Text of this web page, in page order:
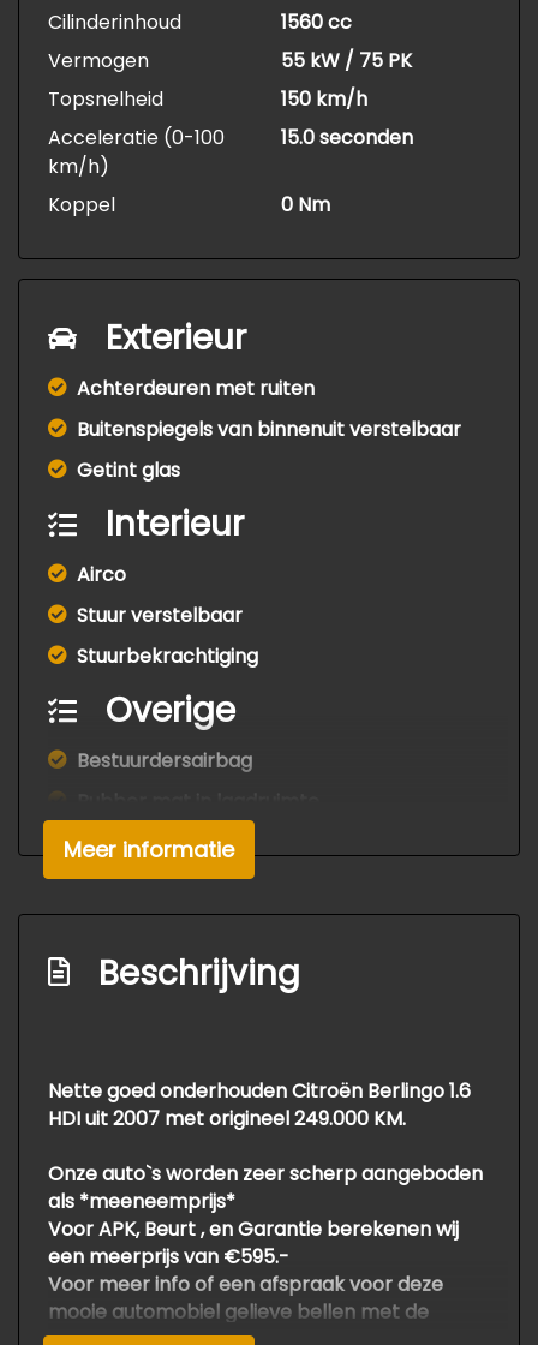
Cilinderinhoud
1560 cc
Vermogen
55 kW / 75 PK
Topsnelheid
150 km/h
Acceleratie (0-100
km/h)
15.0 seconden
Koppel 0 Nm
Exterieur
Achterdeuren met ruiten
Buitenspiegels van binnenuit verstelbaar
Getint glas
Interieur
Airco
Stuur verstelbaar
Stuurbekrachtiging
Overige
Bestuurdersairbag
Meer informatie
Beschrijving
Nette goed onderhouden Citroën Berlingo 1.6
HDI uit 2007 met origineel 249.000 KM.
Onze auto`s worden zeer scherp aangeboden
als *meeneemprijs*
Voor APK, Beurt , en Garantie berekenen wij
een meerprijs van €595.-
Voor meer info of een afspraak voor deze
mooie automobiel gelieve bellen met de